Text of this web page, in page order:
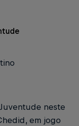
neste
em jogo